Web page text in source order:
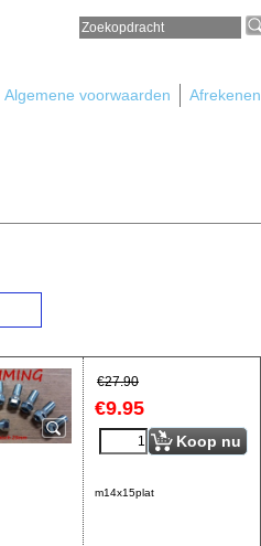
Algemene voorwaarden Afrekenen
€27.90
€9.95
Koop nu
m14x15plat